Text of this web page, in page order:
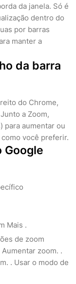
da janela. Só é
dentro do
por barras
manter a
da barra
do Chrome,
a Zoom,
para aumentar ou
como você preferir.
Google
Mais .
de zoom
zoom. .
. Usar o modo de